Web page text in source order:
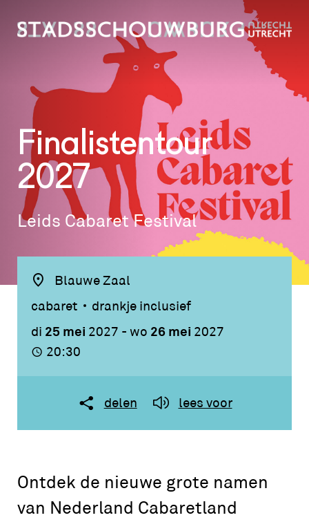
Finalistentour
2027
Leids Cabaret Festival
Blauwe Zaal
cabaret
drankje inclusief
di 25 mei 2027 -wo 26 mei 2027
20:30
delen lees voor
Ontdek de nieuwe grote namen
van Nederland Cabaretland